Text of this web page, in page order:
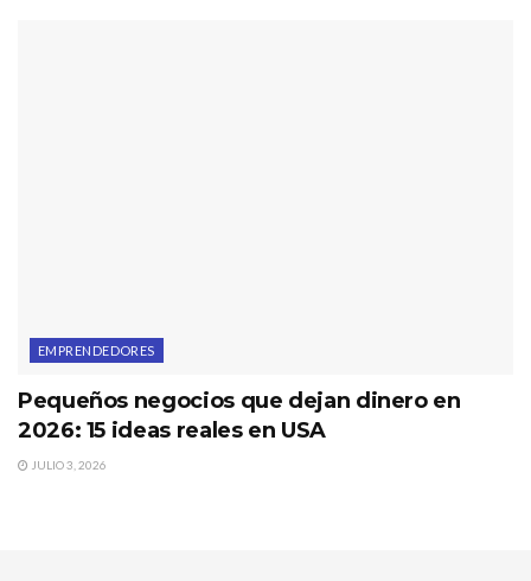
EMPRENDEDORES
Pequeños negocios que dejan dinero en
2026: 15 ideas reales en USA
JULIO 3, 2026